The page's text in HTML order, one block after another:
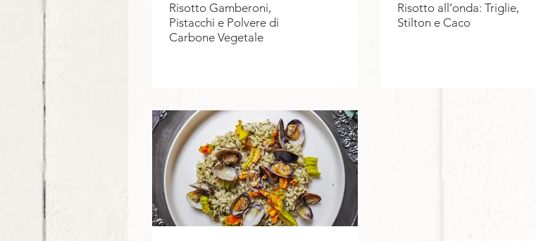
Risotto Gamberoni,
Pistacchi e Polvere di
Carbone Vegetale
Risotto all’onda: Triglie,
Stilton e Caco